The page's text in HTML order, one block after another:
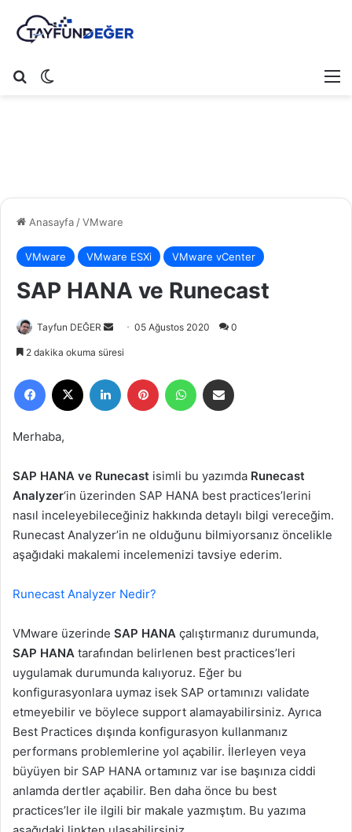
Arama yap ...
Anasayfa/VMware
VMware VMware ESXi VMware vCenter
SAP HANA ve Runecast
Tayfun DEĞER
e
-
t
a
g
ö
n
e
m
e
k
05 Ağustos 2020 0
2 dakika okuma süresi
Merhaba,
SAP HANA ve Runecast isimli bu yazımda Runecast
Analyzer‘in üzerinden SAP HANA best practices’lerini
nasıl inceleyebileceğiniz hakkında detaylı bilgi vereceğim.
Runecast Analyzer’in ne olduğunu bilmiyorsanız öncelikle
aşağıdaki makalemi incelemenizi tavsiye ederim.
Runecast Analyzer Nedir?
VMware üzerinde SAP HANA çalıştırmanız durumunda,
SAP HANA tarafından belirlenen best practices’leri
uygulamak durumunda kalıyoruz. Eğer bu
konfigurasyonlara uymaz isek SAP ortamınızı validate
etmeyebilir ve böylece support alamayabilirsiniz. Ayrıca
Best Practices dışında konfigurasyon kullanmanız
performans problemlerine yol açabilir. İlerleyen veya
büyüyen bir SAP HANA ortamınız var ise başınıza ciddi
anlamda dertler açabilir. Ben daha önce bu best
practices’ler ile ilgili bir makale yazmıştım. Bu yazıma